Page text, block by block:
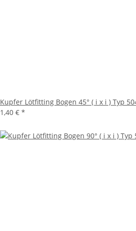
Kupfer Lötfitting Bogen 45° ( i x i ) Typ
1,40 € *